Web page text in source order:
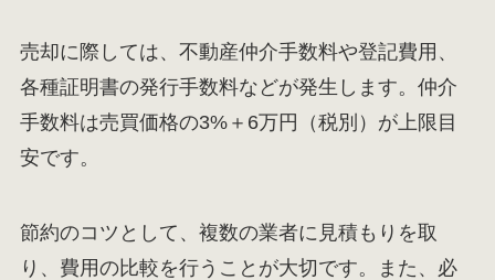
売却に際しては、不動産仲介手数料や登記費用、
各種証明書の発行手数料などが発生します。仲介
手数料は売買価格の3%＋6万円（税別）が上限目
安です。
節約のコツとして、複数の業者に見積もりを取
り、費用の比較を行うことが大切です。また、必